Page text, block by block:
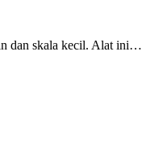
dan skala kecil. Alat ini…